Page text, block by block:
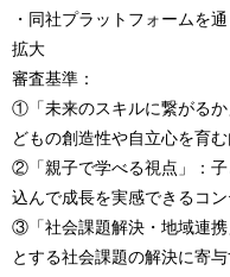
・同社プラットフォームを
拡大
審査基準：
①「未来のスキルに繋がる
どもの創造性や自立心を育
②「親子で学べる視点」：子
込んで成長を実感できるコ
③「社会課題解決・地域連
とする社会課題の解決に寄